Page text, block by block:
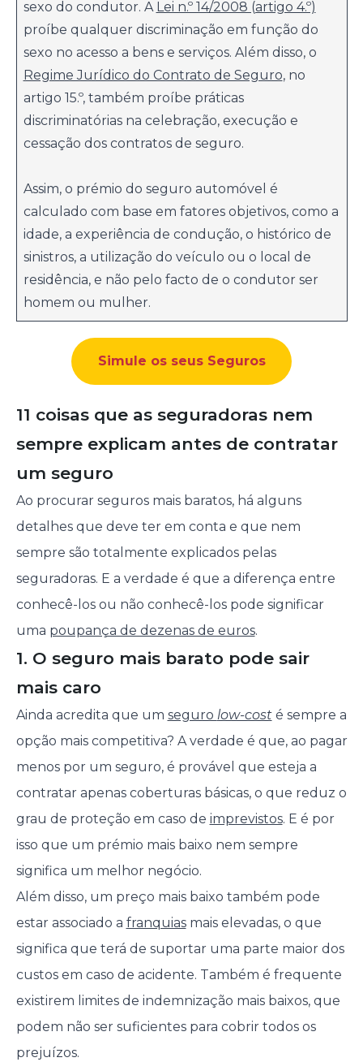
sexo do condutor. A Lei n.º 14/2008 (artigo 4.º)
proíbe qualquer discriminação em função do
sexo no acesso a bens e serviços. Além disso, o
Regime Jurídico do Contrato de Seguro, no
artigo 15.º, também proíbe práticas
discriminatórias na celebração, execução e
cessação dos contratos de seguro.
Assim, o prémio do seguro automóvel é
calculado com base em fatores objetivos, como a
idade, a experiência de condução, o histórico de
sinistros, a utilização do veículo ou o local de
residência, e não pelo facto de o condutor ser
homem ou mulher.
Simule os seus Seguros
11 coisas que as seguradoras nem
sempre explicam antes de contratar
um seguro
Ao procurar seguros mais baratos, há alguns
detalhes que deve ter em conta e que nem
sempre são totalmente explicados pelas
seguradoras. E a verdade é que a diferença entre
conhecê-los ou não conhecê-los pode significar
uma poupança de dezenas de euros.
1. O seguro mais barato pode sair
mais caro
Ainda acredita que um seguro low-costé sempre a
opção mais competitiva? A verdade é que, ao pagar
menos por um seguro, é provável que esteja a
contratar apenas coberturas básicas, o que reduz o
grau de proteção em caso de imprevistos. E é por
isso que um prémio mais baixo nem sempre
significa um melhor negócio.
Além disso, um preço mais baixo também pode
estar associado a franquiasmais elevadas, o que
significa que terá de suportar uma parte maior dos
custos em caso de acidente. Também é frequente
existirem limites de indemnização mais baixos, que
podem não ser suficientes para cobrir todos os
prejuízos.